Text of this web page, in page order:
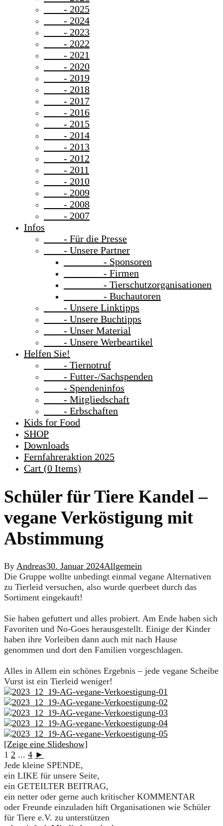
- 2025
- 2024
- 2023
- 2022
- 2021
- 2020
- 2019
- 2018
- 2017
- 2016
- 2015
- 2014
- 2013
- 2012
- 2011
- 2010
- 2009
- 2008
- 2007
Infos
- Für die Presse
- Unsere Partner
- Sponsoren
- Firmen
- Tierschutzorganisationen
- Buchautoren
- Unsere Linktipps
- Unsere Buchtipps
- Unser Material
- Unsere Werbeartikel
Helfen Sie!
- Tiernotruf
- Futter-/Sachspenden
- Spendeninfos
- Mitgliedschaft
- Erbschaften
Kids for Food
SHOP
Downloads
Fernfahreraktion 2025
Cart (0 Items)
Schüler für Tiere Kandel –
vegane Verköstigung mit
Abstimmung
By Andreas30. Januar 2024Allgemein
Die Gruppe wollte unbedingt einmal vegane Alternativen
zu Tierleid versuchen, also wurde querbeet durch das
Sortiment eingekauft!
Sie haben gefuttert und alles probiert. Am Ende haben sich
Favoriten und No-Goes herausgestellt. Einige der Kinder
haben ihre Vorleiben dann auch mit nach Hause
genommen und dort den Familien vorgeschlagen.
Alles in Allem ein schönes Ergebnis – jede vegane Scheibe
Vurst ist ein Tierleid weniger!
[Zeige eine Slideshow]
1 2 ... 4 ►
Jede kleine SPENDE,
ein LIKE für unsere Seite,
ein GETEILTER BEITRAG,
ein netter oder gerne auch kritischer KOMMENTAR
oder Freunde einzuladen hift Organisationen wie Schüler
für Tiere e.V. zu unterstützen